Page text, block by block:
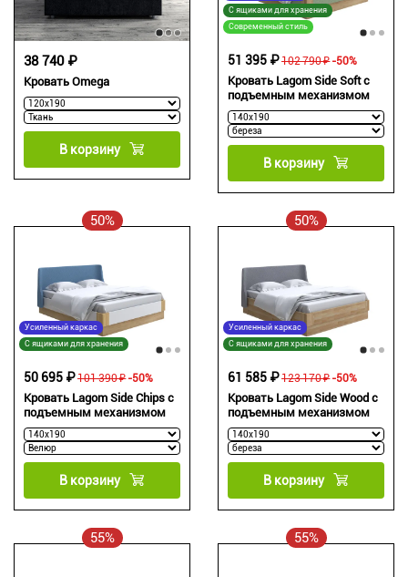
Кровать Omega
38 740 ₽
В корзину
С ящиками для хранения
Современный стиль
Кровать Lagom Side Soft с
подъемным механизмом
102 790 ₽
51 395 ₽ -50%
В корзину
50%
Усиленный каркас
С ящиками для хранения
Кровать Lagom Side Chips с
подъемным механизмом
101 390 ₽
50 695 ₽ -50%
В корзину
50%
Усиленный каркас
С ящиками для хранения
Кровать Lagom Side Wood с
подъемным механизмом
123 170 ₽
61 585 ₽ -50%
В корзину
55% 55%